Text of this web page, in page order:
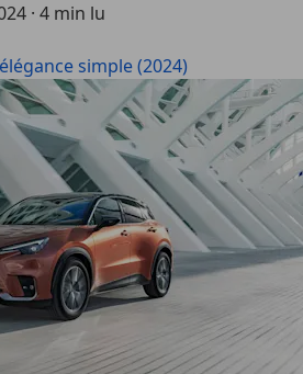
· 4 min lu
simple (2024)